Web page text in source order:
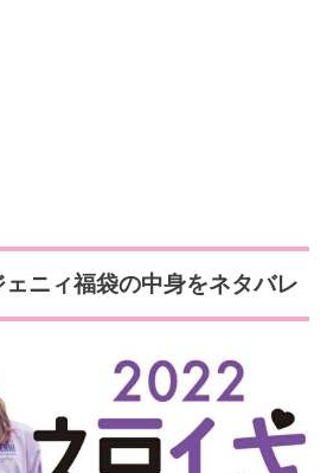
ニィ福袋の中身をネタバレ